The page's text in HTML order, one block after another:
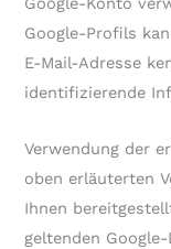
Google-Profils
E-Mail-Adresse
identifizierende
Verwendung der
oben erläuterten
Ihnen
geltenden